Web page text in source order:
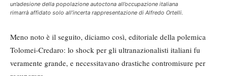
un’adesione della popolazione autoctona all’occupazione italiana
rimarrà affidato solo all’incerta rappresentazione di Alfredo Ortelli.
Meno noto è il seguito, diciamo così, editoriale della polemica
Tolomei-Credaro: lo shock per gli ultranazionalisti italiani fu
veramente grande, e necessitavano drastiche contromisure per